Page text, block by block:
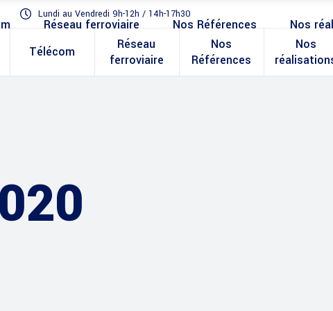
Lundi au Vendredi 9h-12h / 14h-17h30
Télécom
Réseau
ferroviaire
Nos
Références
Nos
Réseau ferroviaire Nos Références Nos